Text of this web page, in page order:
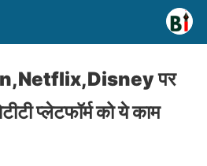
पर
प्लेटफॉर्म को ये काम